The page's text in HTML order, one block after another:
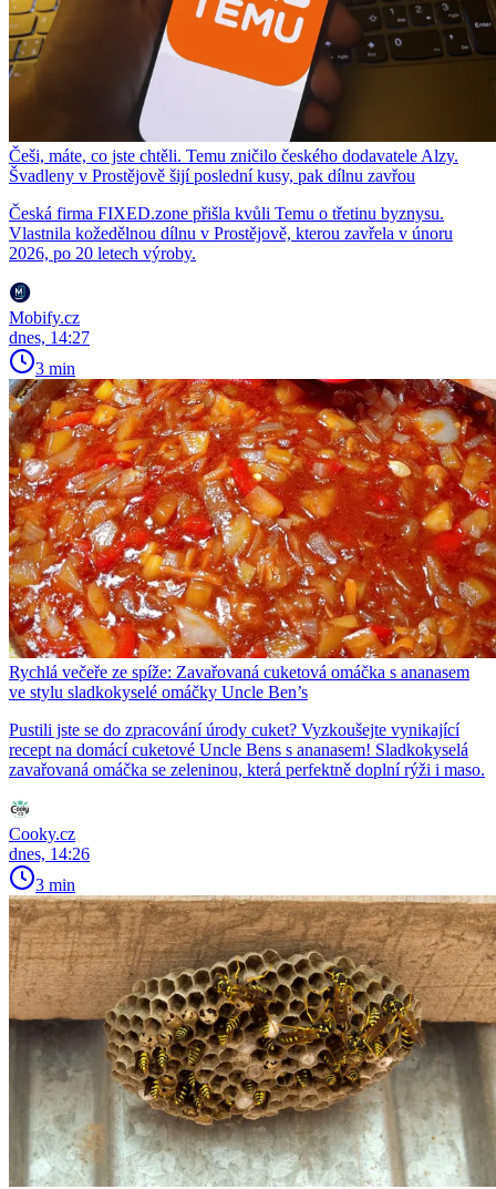
Češi, máte, co jste chtěli. Temu zničilo českého dodavatele Alzy.
Švadleny v Prostějově šijí poslední kusy, pak dílnu zavřou
Česká firma FIXED.zone přišla kvůli Temu o třetinu byznysu.
Vlastnila kožedělnou dílnu v Prostějově, kterou zavřela v únoru
2026, po 20 letech výroby.
Mobify.cz
dnes, 14:27
3 min
Rychlá večeře ze spíže: Zavařovaná cuketová omáčka s ananasem
ve stylu sladkokyselé omáčky Uncle Ben’s
Pustili jste se do zpracování úrody cuket? Vyzkoušejte vynikající
recept na domácí cuketové Uncle Bens s ananasem! Sladkokyselá
zavařovaná omáčka se zeleninou, která perfektně doplní rýži i maso.
Cooky.cz
dnes, 14:26
3 min